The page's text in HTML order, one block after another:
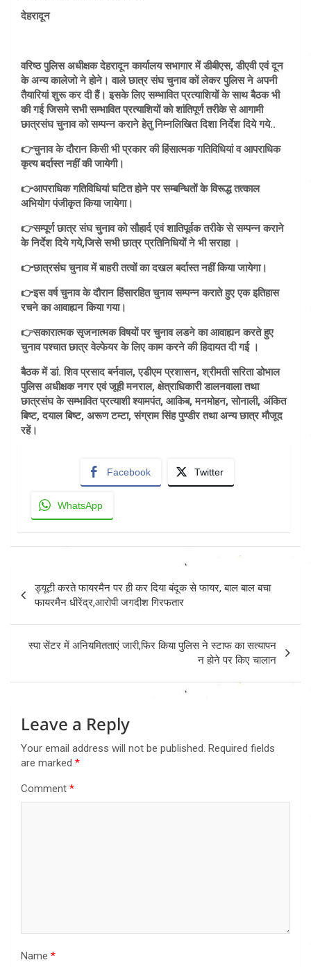
देहरादून
वरिष्ठ पुलिस अधीक्षक देहरादून कार्यालय सभागार में डीबीएस, डीएवी एवं दून
के अन्य कालेजो ने होने। वाले छात्र संघ चुनाव कों लेकर पुलिस ने अपनी
तैयारियां शुरू कर दी हैं। इसके लिए सम्भावित प्रत्याशियों के साथ बैठक भी
की गई जिसमे सभी सम्भावित प्रत्याशियों को शांतिपूर्ण तरीके से आगामी
छात्रसंघ चुनाव को सम्पन्न कराने हेतु निम्नलिखित दिशा निर्देश दिये गये..
👉चुनाव के दौरान किसी भी प्रकार की हिंसात्मक गतिविधियां व आपराधिक
कृत्य बर्दास्त नहीं की जायेगी।
👉आपराधिक गतिविधियां घटित होने पर सम्बन्धितों के विरूद्ध तत्काल
अभियोग पंजीकृत किया जायेगा।
👉सम्पूर्ण छात्र संघ चुनाव को सौहार्द एवं शातिपूर्वक तरीके से सम्पन्न कराने
के निर्देश दिये गये,जिसे सभी छात्र प्रतिनिधियों ने भी सराहा ।
👉छात्रसंघ चुनाव में बाहरी तत्वों का दखल बर्दास्त नहीं किया जायेगा।
👉इस वर्ष चुनाव के दौरान हिंसारहित चुनाव सम्पन्न कराते हुए एक इतिहास
रचने का आवाह्यन किया गया।
👉सकारात्मक सृजनात्मक विषयों पर चुनाव लडने का आवाह्यन करते हुए
चुनाव पश्चात छात्र वेल्फेयर के लिए काम करने की हिदायत दी गई ।
बैठक में डां. शिव प्रसाद बर्नवाल, एडीएम प्रशासन, श्रीमती सरिता डोभाल
पुलिस अधीक्षक नगर एवं जूही मनराल, क्षेत्राधिकारी डालनवाला तथा
छात्रसंघ के सम्भावित प्रत्याशी श्यामपंत, आकिब, मनमोहन, सोनाली, अंकित
बिष्ट, दयाल बिष्ट, अरूण टम्टा, संग्राम सिंह पुण्डीर तथा अन्य छात्र मौजूद
रहें।
Facebook Twitter
WhatsApp
navigation
ड्यूटी करते फायरमैन पर ही कर दिया बंदूक से फायर, बाल बाल बचा
फायरमैन धीरेंद्र,आरोपी जगदीश गिरफतार
स्पा सेंटर में अनियमितताएं जारी,फिर किया पुलिस ने स्टाफ का सत्यापन
न होने पर किए चालान
Leave a Reply
Your email address will not be published. Required fields
are marked *
Comment *
Name *